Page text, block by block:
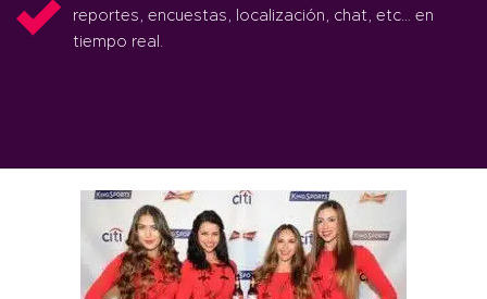
reportes, encuestas, localización, chat, etc… en
tiempo real.